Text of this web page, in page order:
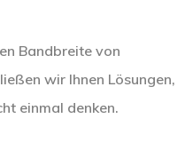
Bandbreite von
wir Ihnen Lösungen,
einmal denken.